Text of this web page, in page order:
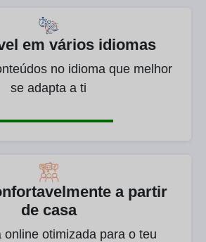
em vários idiomas
no idioma que melhor
se adapta a ti
a partir
de casa
online otimizada para o teu